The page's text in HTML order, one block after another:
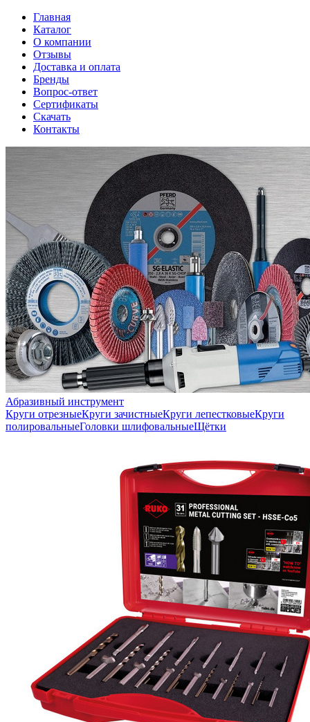
Главная
Каталог
О компании
Отзывы
Доставка и оплата
Бренды
Вопрос-ответ
Сертификаты
Скачать
Контакты
Абразивный инструмент
Круги отрезныеКруги зачистныеКруги лепестковыеКруги
полировальныеГоловки шлифовальныеЩётки